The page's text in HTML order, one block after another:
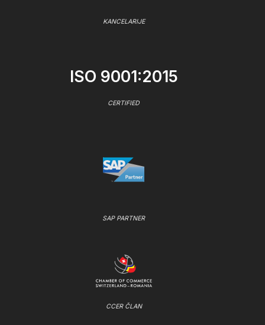
KANCELARIJE
ISO 9001:2015
CERTIFIED
SAP PARTNER
CCER ČLAN